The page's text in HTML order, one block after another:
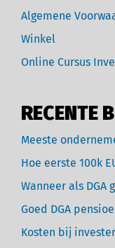
Algemene
Winkel
Online Cursus
RECENTE
Meeste
Hoe eerste 100k
Wanneer als DGA
Goed DGA
Kosten bij